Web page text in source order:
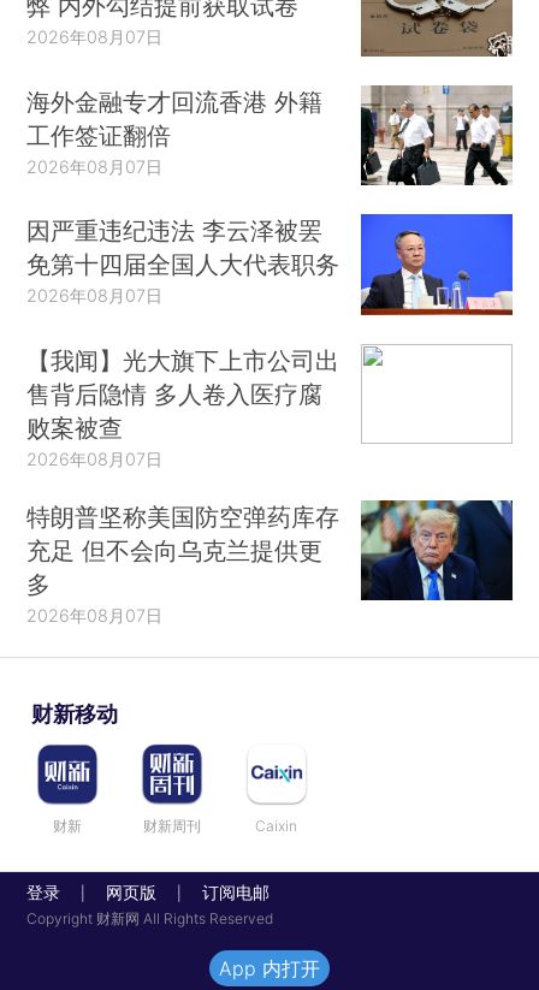
2026年08月07日
海外金融专才回流香港 外籍
工作签证翻倍
2026年08月07日
因严重违纪违法 李云泽被罢
免第十四届全国人大代表职务
2026年08月07日
【我闻】光大旗下上市公司出
售背后隐情 多人卷入医疗腐
败案被查
2026年08月07日
特朗普坚称美国防空弹药库存
充足 但不会向乌克兰提供更
多
2026年08月07日
财新移动
财新 财新周刊 Caixin
登录 网页版 订阅电邮
Copyright 财新网 All Rights Reserved
App 内打开